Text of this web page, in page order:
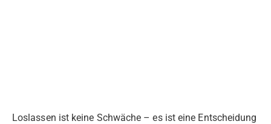
Loslassen ist keine Schwäche – es ist eine Entscheidung